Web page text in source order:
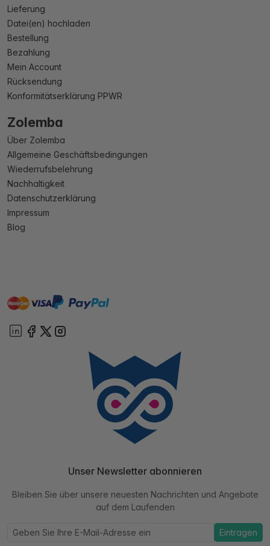
Lieferung
Datei(en) hochladen
Bestellung
Bezahlung
Mein Account
Rücksendung
Konformitätserklärung PPWR
Zolemba
Über Zolemba
Allgemeine Geschäftsbedingungen
Wiederrufsbelehrung
Nachhaltigkeit
Datenschutzerklärung
Impressum
Blog
mastervisa paypal
Unser Newsletter abonnieren
Bleiben Sie über unsere neuesten Nachrichten und Angebote
auf dem Laufenden
Eintragen